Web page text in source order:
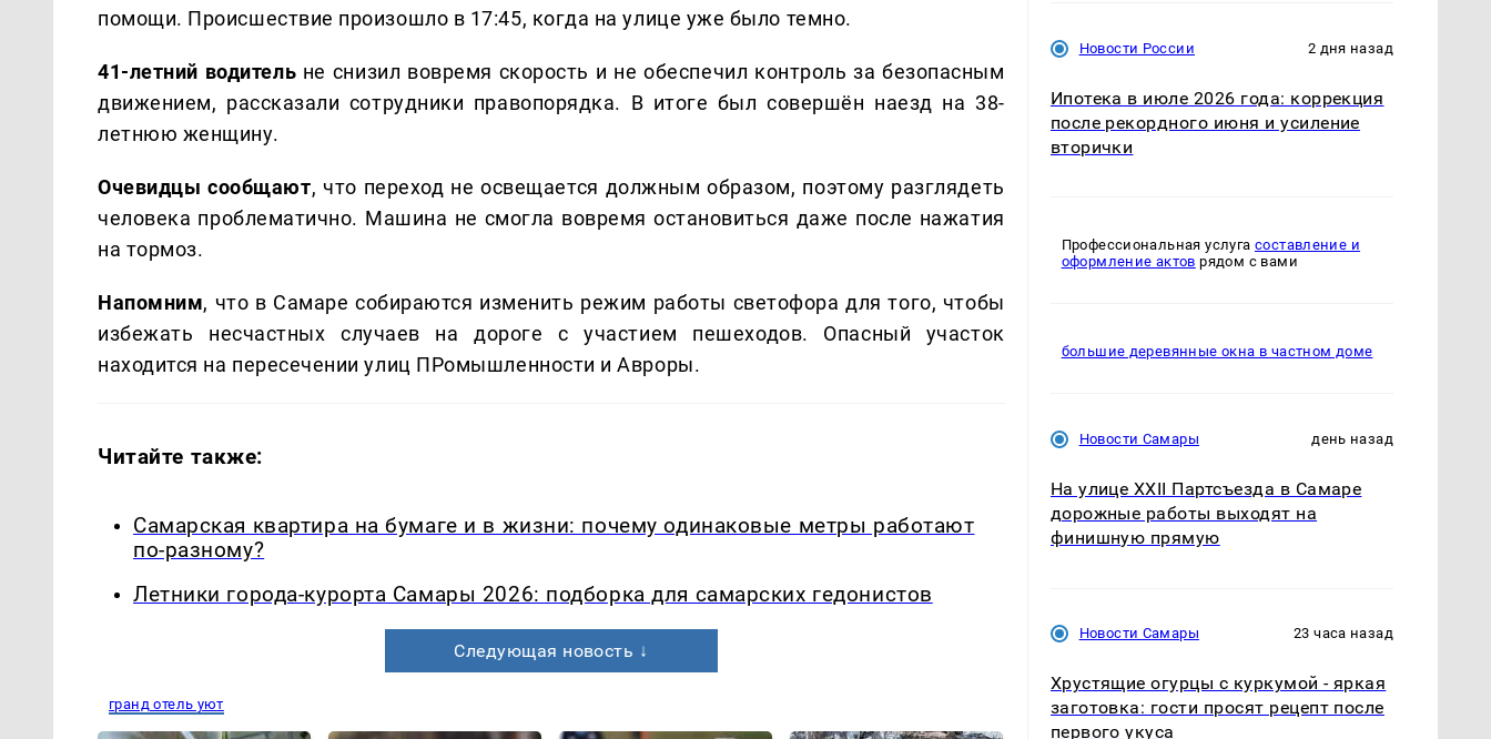
помощи. Происшествие произошло в 17:45, когда на улице уже было темно.
41-летний водитель не снизил вовремя скорость и не обеспечил контроль за безопасным
движением, рассказали сотрудники правопорядка. В итоге был совершён наезд на 38-
летнюю женщину.
Очевидцы сообщают, что переход не освещается должным образом, поэтому разглядеть
человека проблематично. Машина не смогла вовремя остановиться даже после нажатия
на тормоз.
Напомним, что в Самаре собираются изменить режим работы светофора для того, чтобы
избежать несчастных случаев на дороге с участием пешеходов. Опасный участок
находится на пересечении улиц ПРомышленности и Авроры.
Читайте также:
Самарская квартира на бумаге и в жизни: почему одинаковые метры работают
по-разному?
Летники города-курорта Самары 2026: подборка для самарских гедонистов
Следующая новость ↓
гранд отель уют
Новости России 2 дня назад
Ипотека в июле 2026 года: коррекция
после рекордного июня и усиление
вторички
Профессиональная услуга составление и
оформление актов рядом с вами
большие деревянные окна в частном доме
Новости Самары день назад
На улице XXII Партсъезда в Самаре
дорожные работы выходят на
финишную прямую
Новости Самары 23 часа назад
Хрустящие огурцы с куркумой - яркая
заготовка: гости просят рецепт после
первого укуса